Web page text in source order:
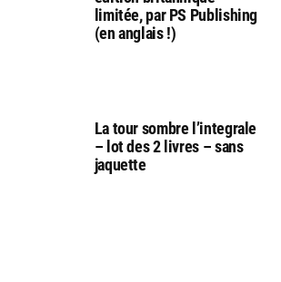
limitée, par PS Publishing
(en anglais !)
La tour sombre l’integrale
– lot des 2 livres – sans
jaquette